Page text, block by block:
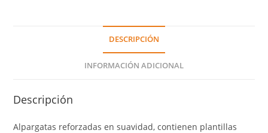
DESCRIPCIÓN
INFORMACIÓN ADICIONAL
Descripción
Alpargatas reforzadas en suavidad, contienen plantillas